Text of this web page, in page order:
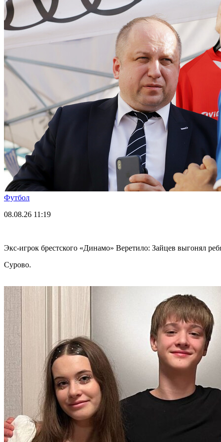
Футбол
08.08.26 11:19
Экс-игрок брестского «Динамо» Веретило: Зайцев выгонял
Сурово.